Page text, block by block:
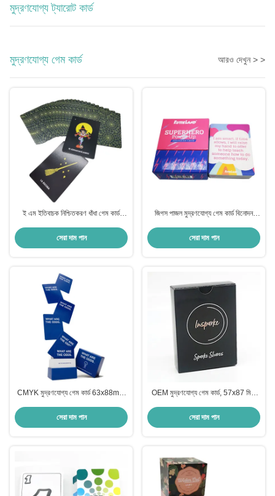
মুদ্রণযোগ্য ট্যারোট কার্ড
মুদ্রণযোগ্য গেম কার্ড আরও দেখুন > >
ই এম ইতিবাচক নিশ্চিতকরণ ধাঁধা গেম কার্ড
সেরা দাম পান
জিগস পাজল মুদ্রণযোগ্য গেম কার্ড বিনোদন
সেরা দাম পান
CMYK মুদ্রণযোগ্য গেম কার্ড 63x88mm
সেরা দাম পান
OEM মুদ্রণযোগ্য গেম কার্ড, 57x87 মিমি
সেরা দাম পান